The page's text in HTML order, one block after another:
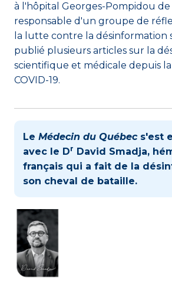
à l'hôpital Georges-Pompidou de
responsable d'un groupe de
la lutte contre la désinformation
publié plusieurs articles sur la
scientifique et médicale depuis
COVID-19.
Le Médecin du Québecs'est
avec le Dr David Smadja,
français qui a fait de la
son cheval de bataille.